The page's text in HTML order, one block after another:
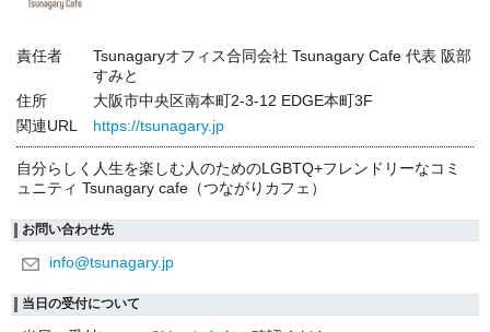
責任者
Tsunagaryオフィス合同会社 Tsunagary Cafe 代表 阪部
すみと
住所
大阪市中央区南本町2-3-12 EDGE本町3F
関連URL
https://tsunagary.jp
自分らしく人生を楽しむ人のためのLGBTQ+フレンドリーなコミ
ュニティ Tsunagary cafe（つながりカフェ）
お問い合わせ先
info@tsunagary.jp
当日の受付について